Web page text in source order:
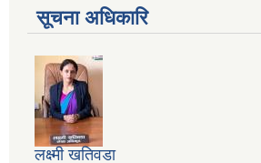
सूचना अधिकारि
लक्ष्मी खतिवडा